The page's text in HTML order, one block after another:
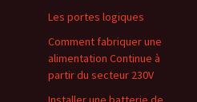
Les portes logiques
Comment fabriquer une
alimentation Continue à
partir du secteur 230V